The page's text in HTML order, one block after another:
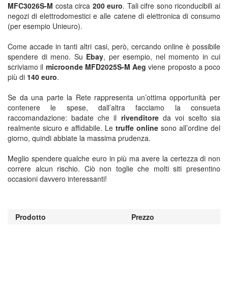
MFC3026S-M costa circa 200 euro. Tali cifre sono riconducibili ai
negozi di elettrodomestici e alle catene di elettronica di consumo
(per esempio Unieuro).
Come accade in tanti altri casi, però, cercando online è possibile
spendere di meno. Su Ebay, per esempio, nel momento in cui
scriviamo il microonde MFD2025S-M Aeg viene proposto a poco
più di 140 euro.
Se da una parte la Rete rappresenta un’ottima opportunità per
contenere le spese, dall’altra facciamo la consueta
raccomandazione: badate che il rivenditoreda voi scelto sia
realmente sicuro e affidabile. Le truffe online sono all’ordine del
giorno, quindi abbiate la massima prudenza.
Meglio spendere qualche euro in più ma avere la certezza di non
correre alcun rischio. Ciò non toglie che molti siti presentino
occasioni davvero interessanti!
Prodotto Prezzo